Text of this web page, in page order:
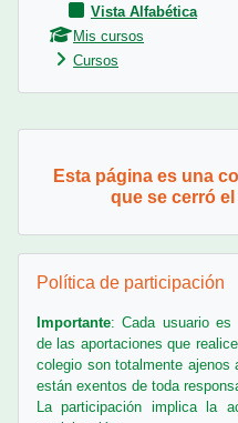
Vista Alfabética
Mis cursos
Cursos
Esta página es una
que se cerró
Política de participación
Importante: Cada usuario es
de las aportaciones que
colegio son totalmente ajenos
están exentos de toda
La participación implica la